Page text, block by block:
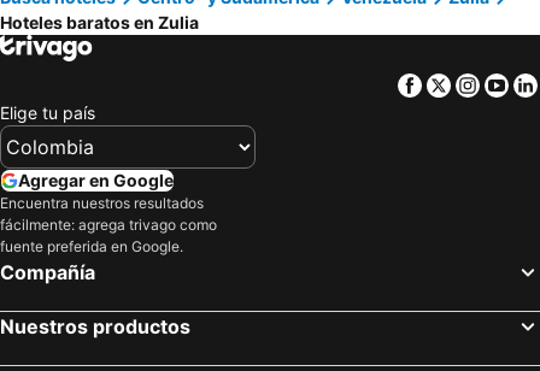
Hotel Jolie Eventos
Hoteles baratos en Zulia
Facebook
Twitter
Elige tu país
Agregar en Google
Encuentra nuestros resultados
fácilmente: agrega trivago como
fuente preferida en Google.
Compañía
Nuestros productos